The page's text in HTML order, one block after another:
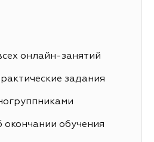
онлайн-занятий
задания
окончании обучения